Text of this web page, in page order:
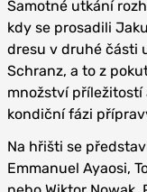
Samotné utkání
kdy se prosadili
dresu v druhé části
Schranz, a to z
množství příležitostí
kondiční fázi
Na hřišti se
Emmanuel Ayaosi,